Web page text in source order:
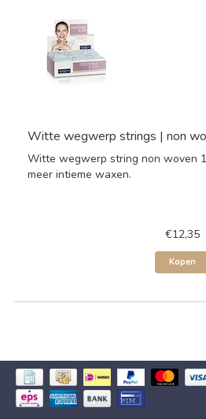
Witte wegwerp strings | non
Witte wegwerp string non woven
meer intieme waxen.
€12,35
Kopen